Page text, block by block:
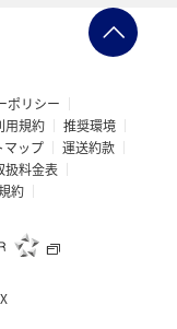
ポリシー
用規約
推奨環境
マップ
運送約款
扱料金表
約